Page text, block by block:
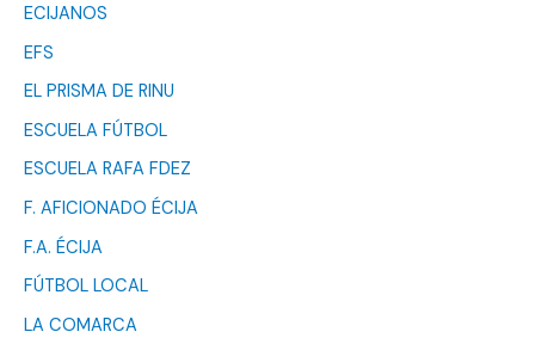
ECIJANOS
EFS
EL PRISMA DE RINU
ESCUELA FÚTBOL
ESCUELA RAFA FDEZ
F. AFICIONADO ÉCIJA
F.A. ÉCIJA
FÚTBOL LOCAL
LA COMARCA